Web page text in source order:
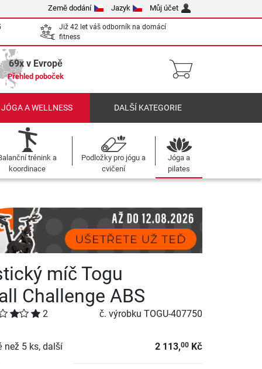
Země dodání Jazyk Můj účet
Již 42 let váš odborník na domácí
fitness
69x v Evropě
Přehled poboček
A WELLNESS DALŠÍ KATEGORIE
trénink a
koordinace
Podložky pro jógu a
cvičení
Jóga a
pilates
míč Togu
Challenge ABS
2
č. výrobku TOGU-407750
než 5 ks, další
2 113,00 Kč